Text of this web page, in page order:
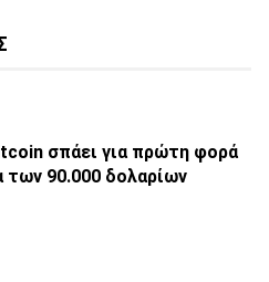
σπάει για πρώτη φορά
των 90.000 δολαρίων